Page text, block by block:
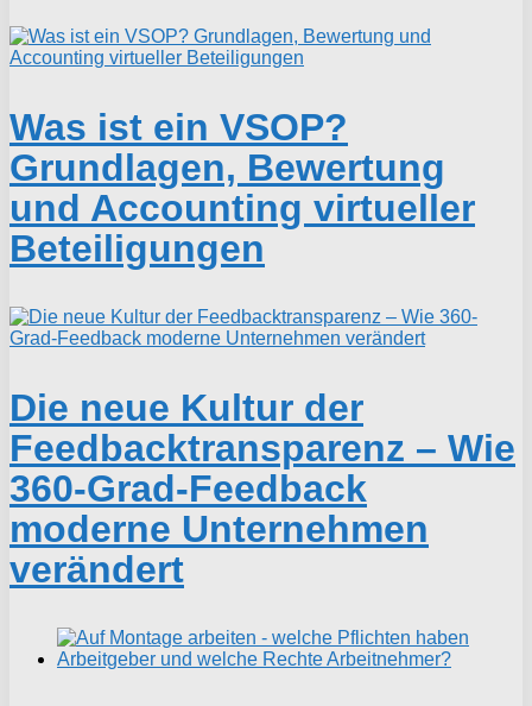
Was ist ein VSOP?
Grundlagen, Bewertung
und Accounting virtueller
Beteiligungen
Die neue Kultur der
Feedbacktransparenz – Wie
360-Grad-Feedback
moderne Unternehmen
verändert